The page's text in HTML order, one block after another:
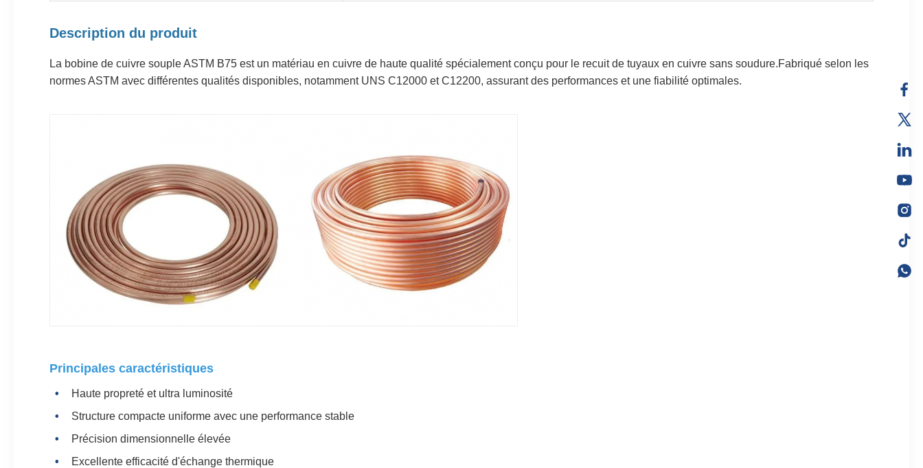
Description du produit
La bobine de cuivre souple ASTM B75 est un matériau en cuivre de haute qualité spécialement conçu pour le recuit de tuyaux en cuivre sans soudure.Fabriqué selon les
normes ASTM avec différentes qualités disponibles, notamment UNS C12000 et C12200, assurant des performances et une fiabilité optimales.
Principales caractéristiques
Haute propreté et ultra luminosité
Structure compacte uniforme avec une performance stable
Précision dimensionnelle élevée
Excellente efficacité d'échange thermique